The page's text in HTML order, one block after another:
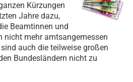
Kürzungen
Jahre dazu,
Beamtinnen und
nicht mehr amtsangemessen
auch die teilweise großen
Bundesländern nicht zu